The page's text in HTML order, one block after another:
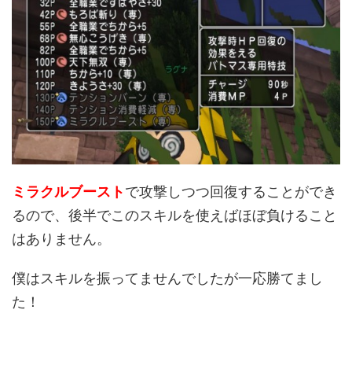
ミラクルブーストで攻撃しつつ回復することができ
るので、後半でこのスキルを使えばほぼ負けること
はありません。
僕はスキルを振ってませんでしたが一応勝てまし
た！